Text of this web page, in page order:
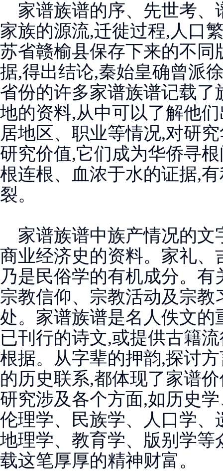
家谱族谱的序、先世考、
家族的源流,迁徙过程,人口
苏省赣榆县保存下来的不
据,得出结论,秦始皇确曾派
省份的许多家谱族谱记载
地的资料,从中可以了解他
居地区、职业等情况,对研
研究价值,它们成为华侨寻
根连根、血浓于水的证据,
裂。
家谱族谱中族产情况的文
商业经济史的资料。家礼
乃是民俗学的有机成分。
宗教信仰、宗教活动及宗
处。家谱族谱是名人佚文
已刊行的诗文,或提供古籍
根据。从字辈的押韵,探讨
的历史联系,都体现了家谱
研究涉及各个方面,如历史
伦理学、民族学、人口学
地理学、教育学、版别学等
载这笔厚厚的精神财富。